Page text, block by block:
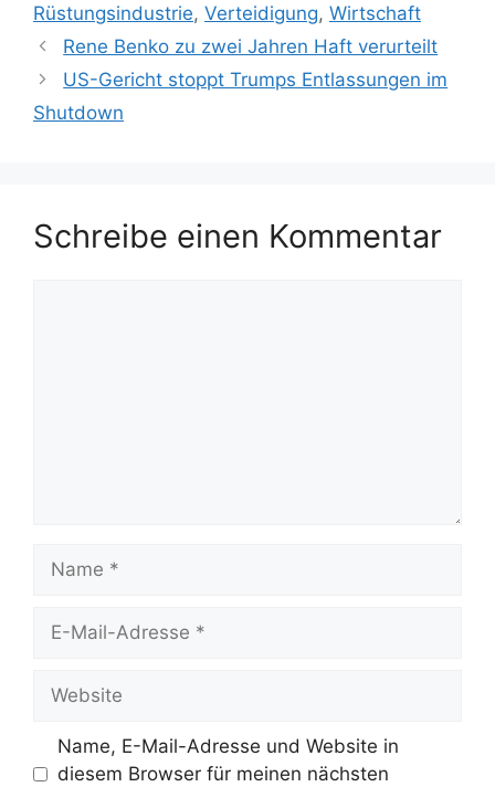
Rüstungsindustrie, Verteidigung, Wirtschaft
Rene Benko zu zwei Jahren Haft verurteilt
US-Gericht stoppt Trumps Entlassungen im
Shutdown
Schreibe einen Kommentar
Mail-
Name, E-Mail-Adresse und Website in
diesem Browser für meinen nächsten